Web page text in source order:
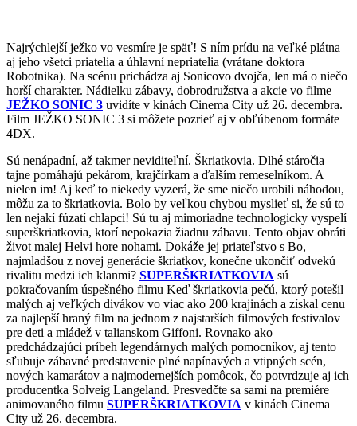
Najrýchlejší ježko vo vesmíre je späť! S ním prídu na veľké plátna
aj jeho všetci priatelia a úhlavní nepriatelia (vrátane doktora
Robotnika). Na scénu prichádza aj Sonicovo dvojča, len má o niečo
horší charakter. Nádielku zábavy, dobrodružstva a akcie vo filme
JEŽKO SONIC 3 uvidíte v kinách Cinema City už 26. decembra.
Film JEŽKO SONIC 3 si môžete pozrieť aj v obľúbenom formáte
4DX.
Sú nenápadní, až takmer neviditeľní. Škriatkovia. Dlhé stáročia
tajne pomáhajú pekárom, krajčírkam a ďalším remeselníkom. A
nielen im! Aj keď to niekedy vyzerá, že sme niečo urobili náhodou,
môžu za to škriatkovia. Bolo by veľkou chybou myslieť si, že sú to
len nejakí fúzatí chlapci! Sú tu aj mimoriadne technologicky vyspelí
superškriatkovia, ktorí nepokazia žiadnu zábavu. Tento objav obráti
život malej Helvi hore nohami. Dokáže jej priateľstvo s Bo,
najmladšou z novej generácie škriatkov, konečne ukončiť odvekú
rivalitu medzi ich klanmi? SUPERŠKRIATKOVIA sú
pokračovaním úspešného filmu Keď škriatkovia pečú, ktorý potešil
malých aj veľkých divákov vo viac ako 200 krajinách a získal cenu
za najlepší hraný film na jednom z najstarších filmových festivalov
pre deti a mládež v talianskom Giffoni. Rovnako ako
predchádzajúci príbeh legendárnych malých pomocníkov, aj tento
sľubuje zábavné predstavenie plné napínavých a vtipných scén,
nových kamarátov a najmodernejších pomôcok, čo potvrdzuje aj ich
producentka Solveig Langeland. Presvedčte sa sami na premiére
animovaného filmu SUPERŠKRIATKOVIA v kinách Cinema
City už 26. decembra.